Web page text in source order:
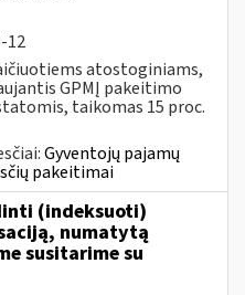
12
atostoginiams,
GPMĮ pakeitimo
taikomas 15 proc.
Gyventojų pajamų
pakeitimai
(indeksuoti)
numatytą
susitarime su